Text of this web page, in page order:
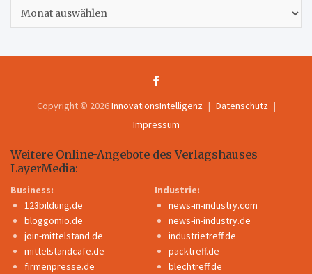
Copyright © 2026InnovationsIntelligenz
Datenschutz
Impressum
Weitere Online-Angebote des Verlagshauses
LayerMedia:
Business:
123bildung.de
bloggomio.de
join-mittelstand.de
mittelstandcafe.de
firmenpresse.de
Industrie:
news-in-industry.com
news-in-industry.de
industrietreff.de
packtreff.de
blechtreff.de